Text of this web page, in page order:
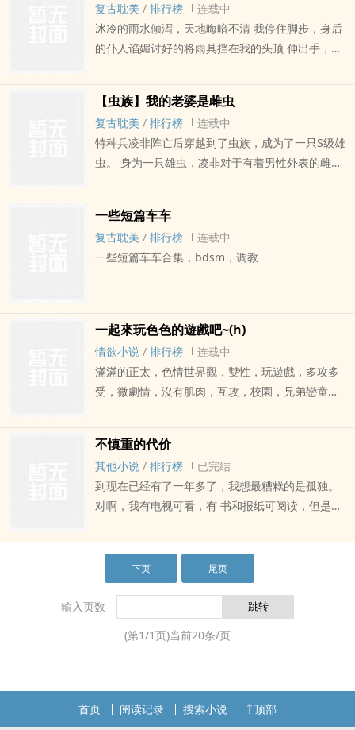
复古耽美 / 排行榜
连载中
冰冷的雨水倾泻，天地晦暗不清 我停住脚步，身后
的仆人谄媚讨好的将雨具挡在我的头顶 伸出手，皮
中，宛如死肉般一动不动的人头颅向上扬起，露出
凌乱黑发下苍白的脸 紧闭的双眼睁开了 他顺着我的
力度抬起头，定定地注视着我。明明狼狈又低贱的
模样，却高高在上的，平静无波地直视着我的眼
金色 找到你了 我的，神明大人 ＊＊＊＊＊＊＊ 纯
白之地，神明抬起头望着他，向他发出邀请 ———
要和我，玩一场游戏吗？ 于是跨越无数的世界与时
间的漂泊者停下脚步，第一次驻足 当我的身躯被分
中再次唤醒？ “这是我与神明的游戏” “我也终将太阳
私有，拥入怀中” 我沉睡的爱人，祝你在那一片近乎
永恒的宁静中获得安宁与美梦 但无需为此而感到悲
伤 我终将前往那座至高的神殿，去唤醒沉眠于纯白
正文第三人称 3、根据剧情选择洁与不洁，如果很
在意请现在转身赶紧跑 4、文风多变情绪化选手，
正在学习如何写肉，希望自己的文字能够让写的人
和看的人都感到开心吖～
【虫族】我的老婆是雌虫
复古耽美 / 排行榜
连载中
特种兵凌非阵亡后穿越到了虫族，成为了一只S级雄
虫。 身为一只雄虫，凌非对于有着男性外表的雌虫
婚，并以最快的速度与一只雌虫将军郑博轩领了
证。 恰好郑博轩也是同样的心思，于是，两虫一拍
即合，以最快的速度展开了繁衍大计。 然而，在品
多雄少，一雄多雌的设定
一些短篇车车
复古耽美 / 排行榜
连载中
一些短篇车车合集，bdsm，调教
一起來玩色色的遊戲吧~(h)
情欲小说 / 排行榜
连载中
滿滿的正太，色情世界觀，雙性，玩遊戲，多攻多
受，微劇情，沒有肌肉，互攻，校園，兄弟戀童萬
有想看的劇情可以說，我會考慮寫
不慎重的代价
其他小说 / 排行榜
已完结
到现在已经有了一年多了，我想最糟糕的是孤独。
对啊，我有电视可看，有 书和报纸可阅读，但是缺
并不 总是受到欢迎。是啊，老实说，还有其它的人
来看我，但他们全部都是为蓓姬工 作的。他们只能
增加我的耻辱，我想我还是不全告诉你们的好。
下页 尾页
输入页数
(第1/1页)当前20条/页
首页 阅读记录 搜索小说 顶部